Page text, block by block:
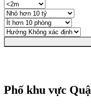
Phố khu vực